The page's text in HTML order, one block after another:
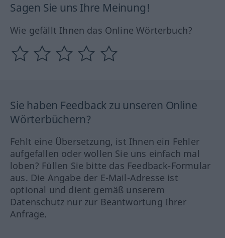
Sagen Sie uns Ihre Meinung!
Wie gefällt Ihnen das Online Wörterbuch?
Sie haben Feedback zu unseren Online
Wörterbüchern?
Fehlt eine Übersetzung, ist Ihnen ein Fehler
aufgefallen oder wollen Sie uns einfach mal
loben? Füllen Sie bitte das Feedback-Formular
aus. Die Angabe der E-Mail-Adresse ist
optional und dient gemäß unserem
Datenschutz nur zur Beantwortung Ihrer
Anfrage.